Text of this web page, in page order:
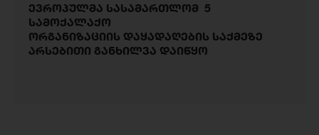
ევროპულმა სასამართლომ 5
სამოქალაქო
ორგანიზაციის დაყადაღების საქმეზე
არსებითი განხილვა დაიწყო